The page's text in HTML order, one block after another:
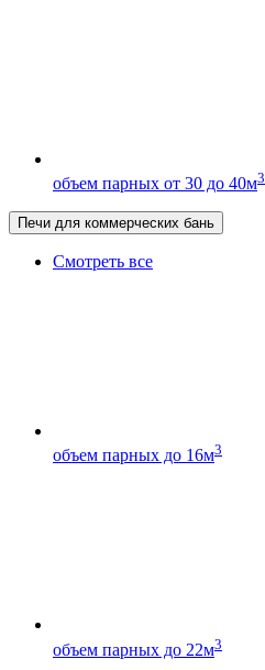
объем парных от 30 до 40м3
Печи для коммерческих бань
Смотреть все
объем парных до 16м3
объем парных до 22м3